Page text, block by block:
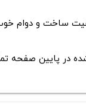
آبدهی بالا و
در پایین صفحه